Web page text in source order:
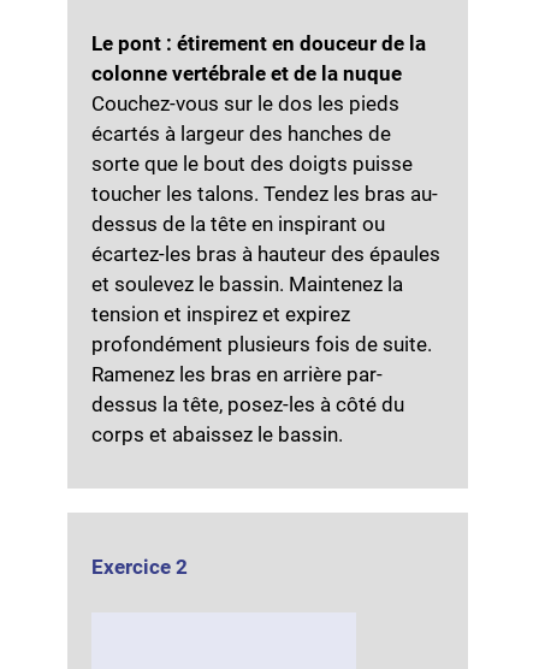
Le pont : étirement en douceur de la
colonne vertébrale et de la nuque
Couchez-vous sur le dos les pieds
écartés à largeur des hanches de
sorte que le bout des doigts puisse
toucher les talons. Tendez les bras au-
dessus de la tête en inspirant ou
écartez-les bras à hauteur des épaules
et soulevez le bassin. Maintenez la
tension et inspirez et expirez
profondément plusieurs fois de suite.
Ramenez les bras en arrière par-
dessus la tête, posez-les à côté du
corps et abaissez le bassin.
Exercice 2